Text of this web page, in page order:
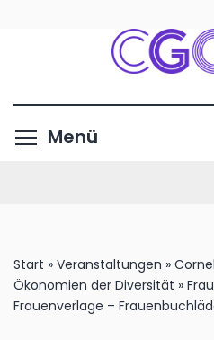
Inhalt
Menü
Start » Veranstaltungen »
Ökonomien der Diversität »
Frauenverlage –